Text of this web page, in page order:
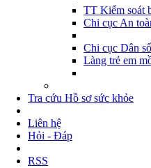
TT Kiểm soát
Chi cục An
Chi cục Dân số
Làng trẻ em
Tra cứu Hồ sơ sức khỏe
Liên hệ
Hỏi - Đáp
RSS